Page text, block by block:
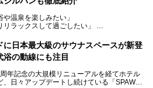
見どころ満載の館内を詳しくご紹介します。
アルでは、新たに登場した瞑想サウナをはじ
だくさん。日常の疲れを癒やしたい方はもち
ったり過ごしたい方にもぴったりの内容とな
んなリニューアル後の注目ポイントを詳しく
れから「鶴見緑地湯元水春」に訪れる方や、
や温泉を楽しみたい」
リラックスして過ごしたい」
州温泉 あるごの湯」です。
大阪府豊中市にある日帰り温浴施設で、阪急
岩盤浴）を中心に、発汗・リラックス・漫画
できる長時間滞在型の施設なので、一日中ゆ
に日本最大級のサウナスペースが新登
浴の動線にも注目
年記念の大規模リニューアルを経てホテル
、日々アップデートし続けている「SPAWO